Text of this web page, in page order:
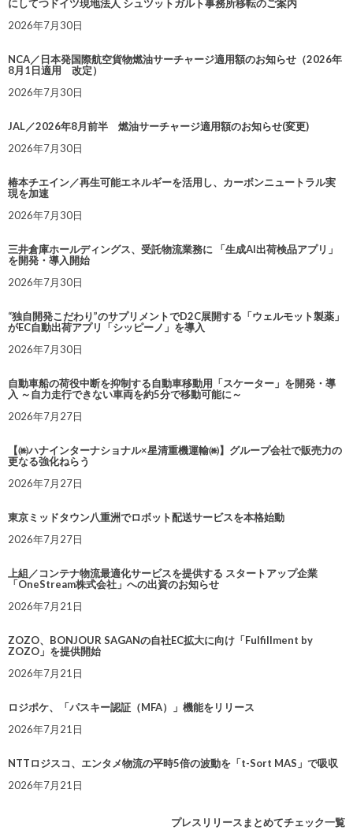
にしてつドイツ現地法人 シュツットガルト事務所移転のご案内
2026年7月30日
NCA／日本発国際航空貨物燃油サーチャージ適用額のお知らせ（2026年
8月1日適用 改定）
2026年7月30日
JAL／2026年8月前半 燃油サーチャージ適用額のお知らせ(変更)
2026年7月30日
椿本チエイン／再生可能エネルギーを活用し、カーボンニュートラル実
現を加速
2026年7月30日
三井倉庫ホールディングス、受託物流業務に 「生成AI出荷検品アプリ」
を開発・導入開始
2026年7月30日
“独自開発こだわり”のサプリメントでD2C展開する「ウェルモット製薬」
がEC自動出荷アプリ「シッピーノ」を導入
2026年7月30日
自動車船の荷役中断を抑制する自動車移動用「スケーター」を開発・導
入 ～自力走行できない車両を約5分で移動可能に～
2026年7月27日
【㈱ハナインターナショナル×星清重機運輸㈱】グループ会社で販売力の
更なる強化ねらう
2026年7月27日
東京ミッドタウン八重洲でロボット配送サービスを本格始動
2026年7月27日
上組／コンテナ物流最適化サービスを提供する スタートアップ企業
「OneStream株式会社」への出資のお知らせ
2026年7月21日
ZOZO、BONJOUR SAGANの自社EC拡大に向け「Fulfillment by
ZOZO」を提供開始
2026年7月21日
ロジポケ、「パスキー認証（MFA）」機能をリリース
2026年7月21日
NTTロジスコ、エンタメ物流の平時5倍の波動を「t-Sort MAS」で吸収
2026年7月21日
プレスリリースまとめてチェック一覧